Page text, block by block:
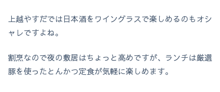
上越やすだでは日本酒をワイングラスで楽しめるのもオシ
ャレですよね。
割烹なので夜の敷居はちょっと高めですが、ランチは厳選
豚を使ったとんかつ定食が気軽に楽しめます。